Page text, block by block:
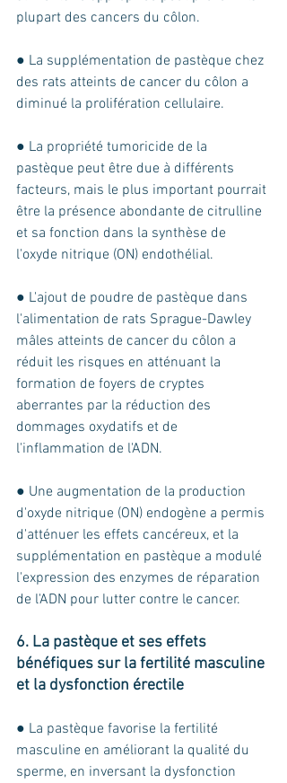
plupart des cancers du côlon.
● La supplémentation de pastèque chez
des rats atteints de cancer du côlon a
diminué la prolifération cellulaire.
● La propriété tumoricide de la
pastèque peut être due à différents
facteurs, mais le plus important pourrait
être la présence abondante de citrulline
et sa fonction dans la synthèse de
l'oxyde nitrique (ON) endothélial.
● L'ajout de poudre de pastèque dans
l'alimentation de rats Sprague-Dawley
mâles atteints de cancer du côlon a
réduit les risques en atténuant la
formation de foyers de cryptes
aberrantes par la réduction des
dommages oxydatifs et de
l'inflammation de l'ADN.
● Une augmentation de la production
d'oxyde nitrique (ON) endogène a permis
d'atténuer les effets cancéreux, et la
supplémentation en pastèque a modulé
l'expression des enzymes de réparation
de l'ADN pour lutter contre le cancer.
6. La pastèque et ses effets
bénéfiques sur la fertilité masculine
et la dysfonction érectile
● La pastèque favorise la fertilité
masculine en améliorant la qualité du
sperme, en inversant la dysfonction